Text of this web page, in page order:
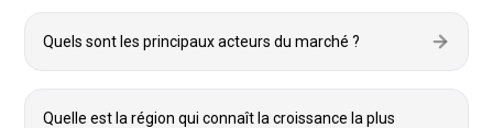
Quels sont les principaux acteurs du marché ?
Quelle est la région qui connaît la croissance la plus